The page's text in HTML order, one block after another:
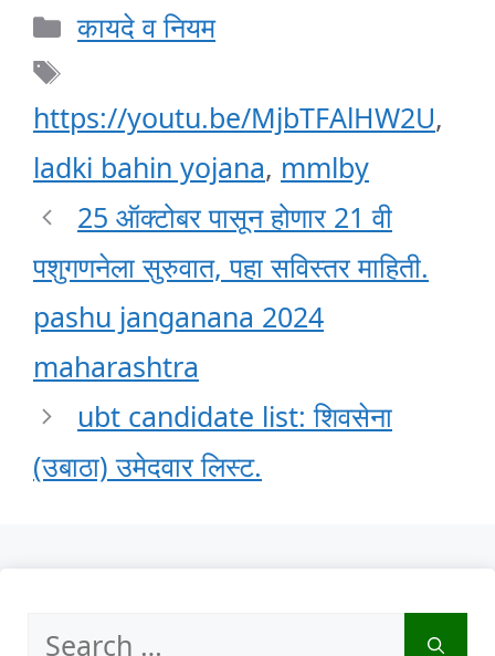
Categories
कायदे व नियम
https://youtu.be/MjbTFAlHW2U,
ladki bahin yojana, mmlby
25 ऑक्टोबर पासून होणार 21 वी
पशुगणनेला सुरुवात, पहा सविस्तर माहिती.
pashu janganana 2024
maharashtra
ubt candidate list: शिवसेना
(उबाठा) उमेदवार लिस्ट.
Search